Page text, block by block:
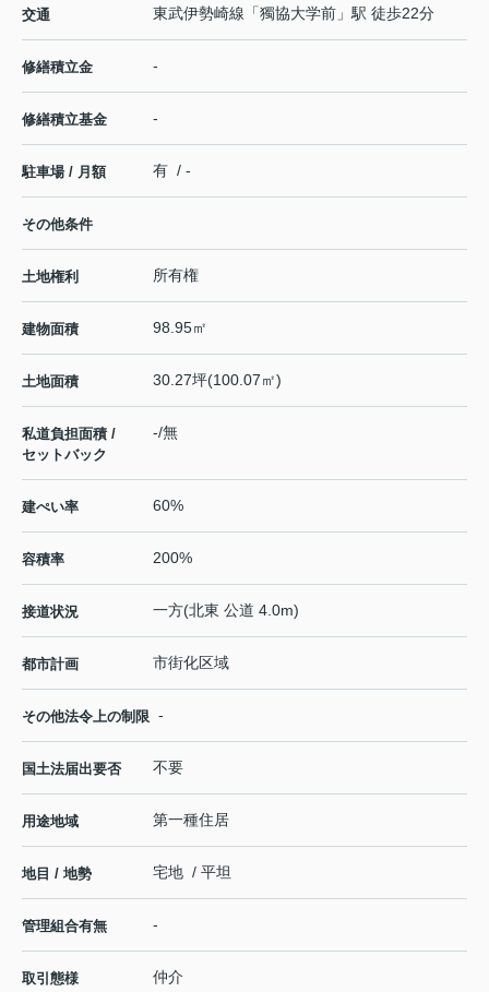
交通 東武伊勢崎線 「獨協大学前 」駅 徒歩22分
修繕積立金 -
修繕積立基金 -
駐車場 / 月額 有 / -
その他条件
土地権利 所有権
建物面積 98.95㎡
土地面積 30.27坪(100.07㎡)
私道負担面積 /
セットバック
-/無
建ぺい率 60%
容積率 200%
接道状況 一方(北東 公道 4.0m)
都市計画 市街化区域
その他法令上の制限 -
国土法届出要否 不要
用途地域 第一種住居
地目 / 地勢 宅地 / 平坦
管理組合有無 -
取引態様 仲介